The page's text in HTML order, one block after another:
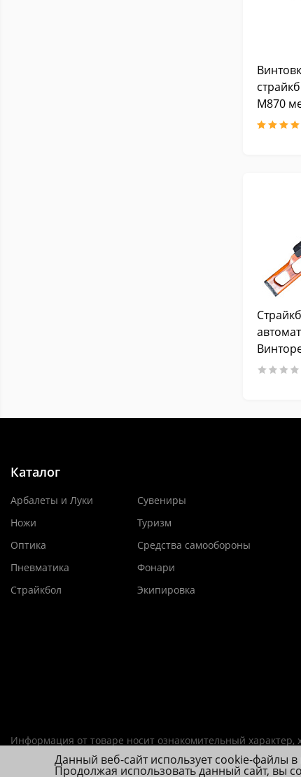
M870
Каталог
Арбалеты и Луки
Ножи
Оптика
Пневматика
Страйкбол
Сувениры
Туризм
Средства самообороны
Фонари
Экипировка
Информация от товаре носит ознакомительный
ИП Фролова А. В., ОГРНИП 314784720200492
Данный веб-сайт использует cookie-файлы
Продолжая использовать данный сайт, вы